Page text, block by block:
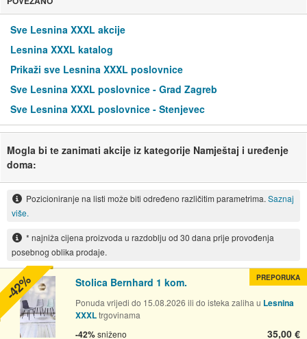
Sve Lesnina XXXL akcije
Lesnina XXXL katalog
Prikaži sve Lesnina XXXL poslovnice
Sve Lesnina XXXL poslovnice - Grad Zagreb
Sve Lesnina XXXL poslovnice - Stenjevec
Mogla bi te zanimati akcije iz kategorije Namještaj i uređenje
doma:
Pozicioniranje na listi može biti određeno različitim parametrima. Saznaj
više.
* najniža cijena proizvoda u razdoblju od 30 dana prije provođenja
posebnog oblika prodaje.
Stolica Bernhard 1 kom.
Ponuda vrijedi do 15.08.2026 ili do isteka zaliha u Lesnina
XXXLtrgovinama
-42%sniženo 35,00 €
PREPORUKA
-42%